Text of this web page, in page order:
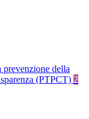
prevenzione della
(PTPCT) 2